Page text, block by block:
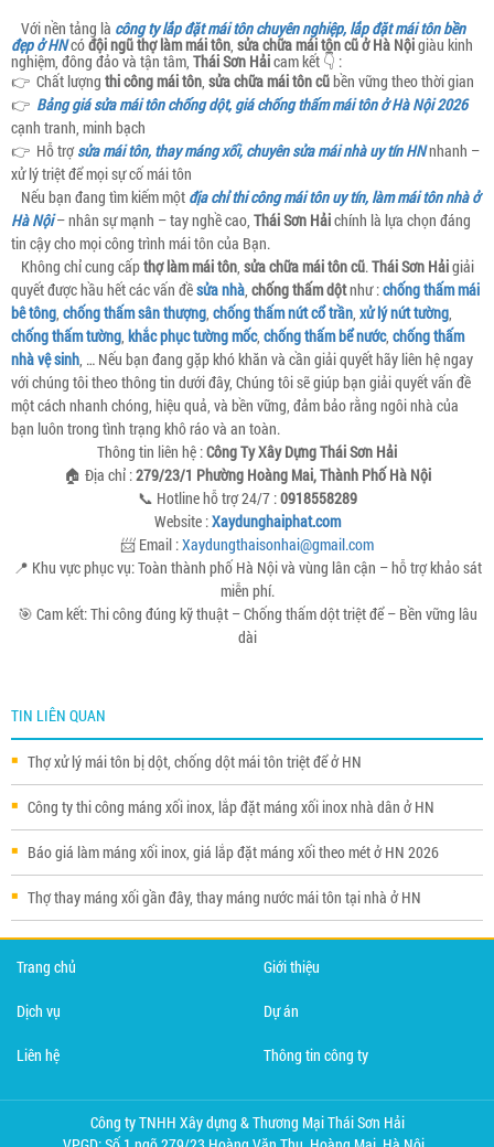
Với nền tảng là công ty lắp đặt mái tôn chuyên nghiệp, lắp đặt mái tôn bền
đẹp ở HNcóđội ngũ thợ làm mái tôn, sửa chữa mái tôn cũ ở Hà Nộigiàu kinh
nghiệm, đông đảo và tận tâm, Thái Sơn Hảicam kết 👇 :
👉 Chất lượng thi côngmái tôn, sửa chữa mái tôn cũbền vững theo thời gian
👉 Bảng giá sửa mái tôn chống dột, giá chống thấm mái tôn ở Hà Nội 2026
cạnh tranh, minh bạch
👉 Hỗ trợsửa mái tôn, thay máng xối, chuyên sửa mái nhà uy tín HNnhanh –
xử lý triệt để mọi sự cố mái tôn
Nếu bạn đang tìm kiếm một địa chỉ thi công mái tôn uy tín, làm mái tôn nhà ở
Hà Nội– nhân sự mạnh – tay nghề cao, Thái Sơn Hảichính là lựa chọn đáng
tin cậy cho mọi công trình mái tôn của Bạn.
Không chỉ cung cấpthợ làm mái tôn, sửa chữa mái tôn cũ.Thái Sơn Hảigiải
quyết được hầu hết các vấn đềsửa nhà, chống thấm dộtnhư :chống thấm mái
bê tông, chống thấm sân thượng, chống thấm nứt cổ trần, xử lý nứt tường,
chống thấm tường, khắc phục tường mốc, chống thấm bể nước, chống thấm
nhà vệ sinh, … Nếu bạn đang gặp khó khăn và cần giải quyết hãy liên hệ ngay
với chúng tôi theo thông tin dưới đây, Chúng tôi sẽ giúp bạn giải quyết vấn đề
một cách nhanh chóng, hiệu quả, và bền vững, đảm bảo rằng ngôi nhà của
bạn luôn trong tình trạng khô ráo và an toàn.
Thông tin liên hệ :Công Ty Xây Dựng Thái Sơn Hải
🏠 Địa chỉ :279/23/1 Phường Hoàng Mai, Thành Phố Hà Nội
📞 Hotline hỗ trợ 24/7 :0918558289
Website :Xaydunghaiphat.com
📨 Email :Xaydungthaisonhai@gmail.com
📍 Khu vực phục vụ: Toàn thành phố Hà Nội và vùng lân cận – hỗ trợ khảo sát
miễn phí.
🎯 Cam kết: Thi công đúng kỹ thuật – Chống thấm dột triệt để – Bền vững lâu
dài
TIN LIÊN QUAN
Thợ xử lý mái tôn bị dột, chống dột mái tôn triệt để ở HN
Công ty thi công máng xối inox, lắp đặt máng xối inox nhà dân ở HN
Báo giá làm máng xối inox, giá lắp đặt máng xối theo mét ở HN 2026
Thợ thay máng xối gần đây, thay máng nước mái tôn tại nhà ở HN
Trang chủ Giới thiệu
Dịch vụ Dự án
Liên hệ Thông tin công ty
Công ty TNHH Xây dựng & Thương Mại Thái Sơn Hải